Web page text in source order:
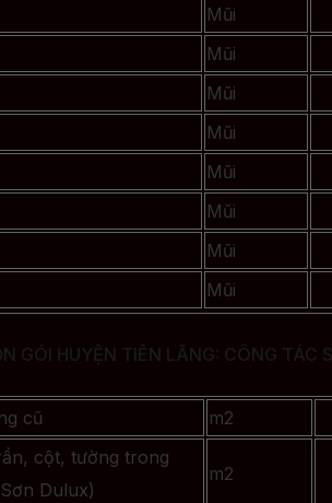
Mũi
Mũi
Mũi
Mũi
Mũi
Mũi
Mũi
Mũi
GÓI HUYỆN TIÊN LÃNG: CÔNG TÁC
cũ m2
cột, tường trong
Dulux)
m2